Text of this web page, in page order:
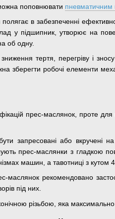
поповнювати
в забезпеченні
у підшипник, утворює на
об одну.
тертя, перегріву і
зберегти робочі елементи
прес-маслянок, проте
запресовані або вкручені
прес-маслянки з гладкою
машин, а тавотниці з кутом
маслянок рекомендовано
під них.
різьбою, яка